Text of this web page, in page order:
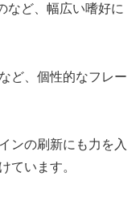
など、幅広い嗜好に
ど、個性的なフレー
ンの刷新にも力を入
ています。